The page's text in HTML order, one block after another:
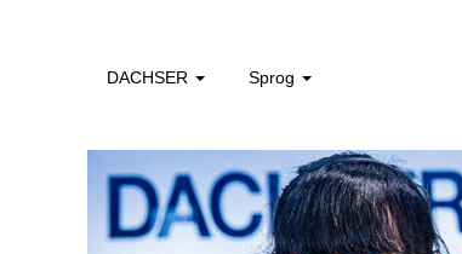
DACHSER Sprog